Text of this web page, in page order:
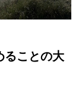
ることの大